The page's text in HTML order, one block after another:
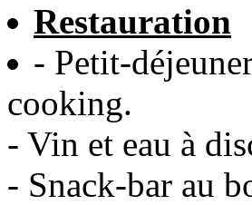
Restauration
- Petit-
cooking.
- Vin et eau à
- Snack-bar au